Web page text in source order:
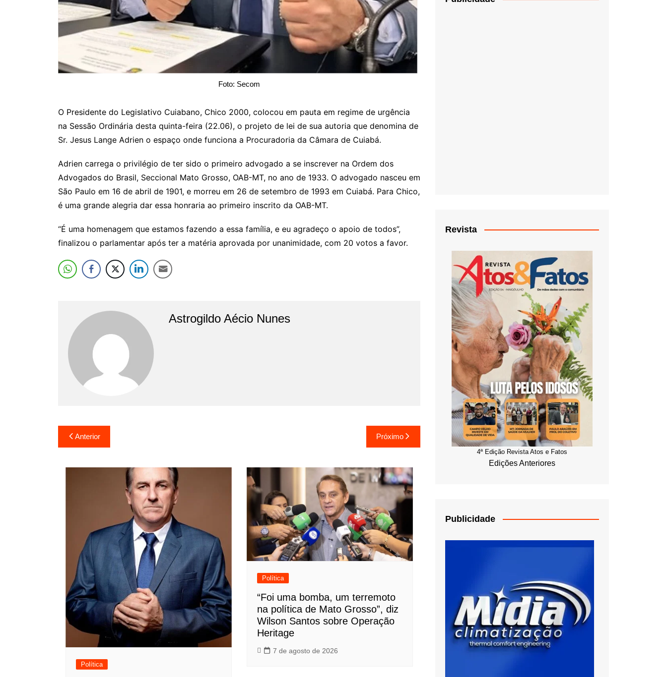
Foto: Secom
O Presidente do Legislativo Cuiabano, Chico 2000, colocou em pauta em regime de urgência
na Sessão Ordinária desta quinta-feira (22.06), o projeto de lei de sua autoria que denomina de
Sr. Jesus Lange Adrien o espaço onde funciona a Procuradoria da Câmara de Cuiabá.
Adrien carrega o privilégio de ter sido o primeiro advogado a se inscrever na Ordem dos
Advogados do Brasil, Seccional Mato Grosso, OAB-MT, no ano de 1933. O advogado nasceu em
São Paulo em 16 de abril de 1901, e morreu em 26 de setembro de 1993 em Cuiabá. Para Chico,
é uma grande alegria dar essa honraria ao primeiro inscrito da OAB-MT.
“É uma homenagem que estamos fazendo a essa família, e eu agradeço o apoio de todos”,
finalizou o parlamentar após ter a matéria aprovada por unanimidade, com 20 votos a favor.
Astrogildo Aécio Nunes
Navegação
de
Post
Anterior Próximo
Política
Política
“Foi uma bomba, um terremoto
na política de Mato Grosso”, diz
Wilson Santos sobre Operação
Heritage
7 de agosto de 2026
Revista
4ª Edição Revista Atos e Fatos
Edições Anteriores
Publicidade